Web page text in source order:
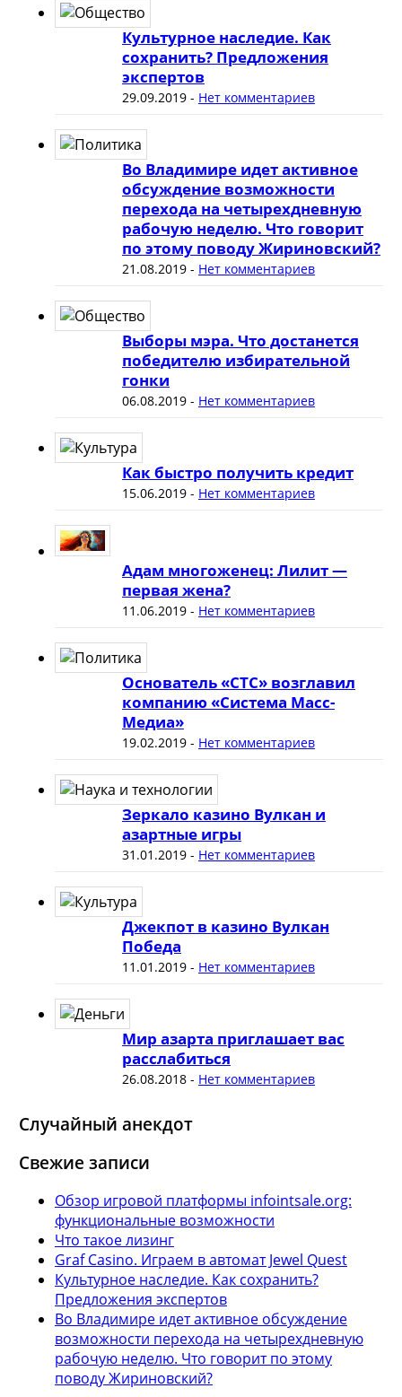
Культурное наследие. Как
сохранить? Предложения
экспертов
29.09.2019- Нет комментариев
Во Владимире идет активное
обсуждение возможности
перехода на четырехдневную
рабочую неделю. Что говорит
по этому поводу Жириновский?
21.08.2019- Нет комментариев
Выборы мэра. Что достанется
победителю избирательной
гонки
06.08.2019- Нет комментариев
Как быстро получить кредит
15.06.2019- Нет комментариев
Адам многоженец: Лилит —
первая жена?
11.06.2019- Нет комментариев
Основатель «СТС» возглавил
компанию «Система Масс-
Медиа»
19.02.2019- Нет комментариев
Зеркало казино Вулкан и
азартные игры
31.01.2019- Нет комментариев
Джекпот в казино Вулкан
Победа
11.01.2019- Нет комментариев
Мир азарта приглашает вас
расслабиться
26.08.2018- Нет комментариев
Случайный анекдот
Свежие записи
Обзор игровой платформы infointsale.org:
функциональные возможности
Что такое лизинг
Graf Casino. Играем в автомат Jewel Quest
Культурное наследие. Как сохранить?
Предложения экспертов
Во Владимире идет активное обсуждение
возможности перехода на четырехдневную
рабочую неделю. Что говорит по этому
поводу Жириновский?